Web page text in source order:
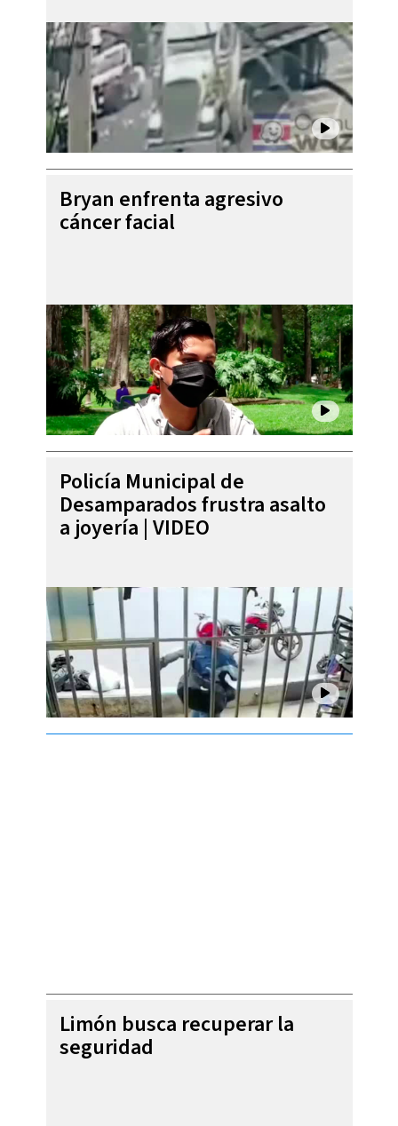
Bryan enfrenta agresivo
cáncer facial
Policía Municipal de
Desamparados frustra asalto
a joyería | VIDEO
Limón busca recuperar la
seguridad